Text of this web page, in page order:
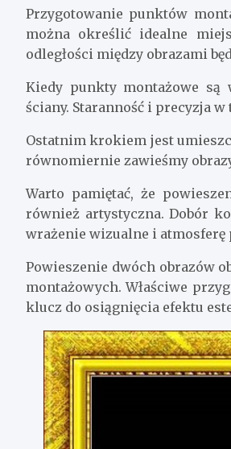
Przygotowanie punktów
można określić idealne
odległości między obrazami
Kiedy punkty montażowe są
ściany. Staranność i precyzja
Ostatnim krokiem jest
równomiernie zawieśmy
Warto pamiętać, że
również artystyczna. Dobór
wrażenie wizualne i atmosferę
Powieszenie dwóch obrazów
montażowych. Właściwe
klucz do osiągnięcia efektu